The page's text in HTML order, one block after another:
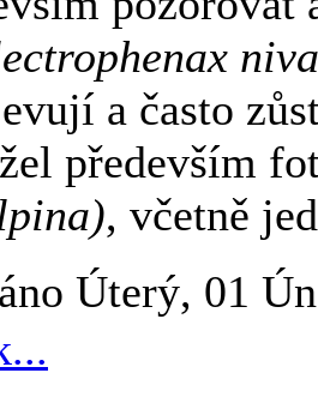
a často
především
, včetně
Úterý, 01